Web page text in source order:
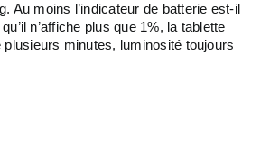
Au moins l’indicateur de batterie est-il
n’affiche plus que 1%, la tablette
plusieurs minutes, luminosité toujours